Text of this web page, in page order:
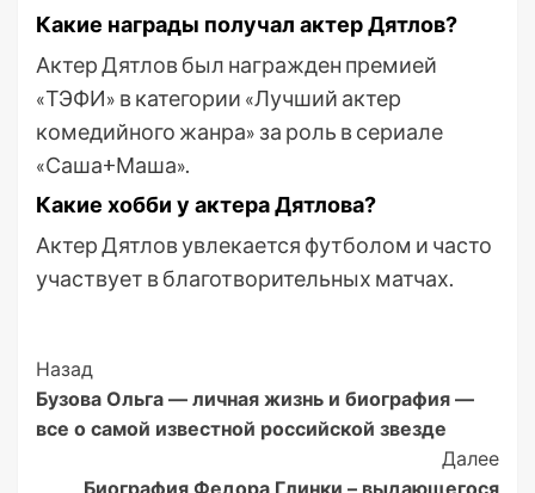
Какие награды получал актер Дятлов?
Актер Дятлов был награжден премией
«ТЭФИ» в категории «Лучший актер
комедийного жанра» за роль в сериале
«Саша+Маша».
Какие хобби у актера Дятлова?
Актер Дятлов увлекается футболом и часто
участвует в благотворительных матчах.
Post
Navigation
Назад
Бузова Ольга — личная жизнь и биография —
все о самой известной российской звезде
Далее